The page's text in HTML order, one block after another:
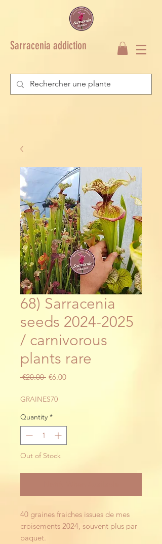
Sarracenia addiction
68) Sarracenia
seeds 2024-2025
/ carnivorous
plants rare
€20.00 Regular
€6.00Sale
GRAINES70
Quantity *
Out of Stock
40 graines fraiches issues de mes
croisements 2024, souvent plus par
paquet.